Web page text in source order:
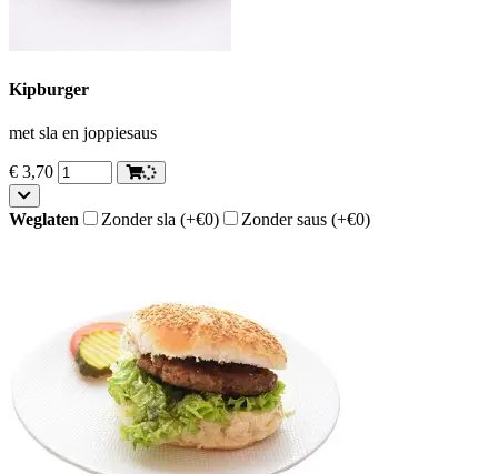
Kipburger
met sla en joppiesaus
€ 3,70
Weglaten Zonder sla (+€0) Zonder saus (+€0)